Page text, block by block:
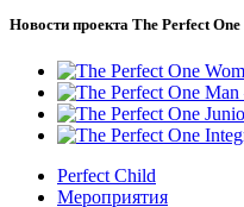
Новости проекта The Perfect One
Perfect Child
Мероприятия